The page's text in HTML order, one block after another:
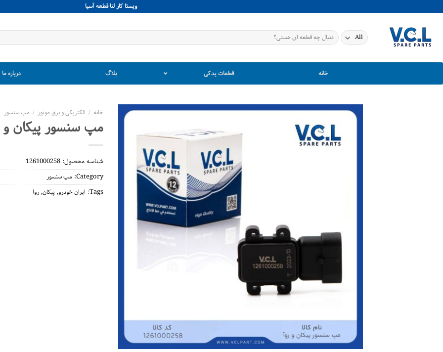
to
ويستا كار لنا قطعه آسيا
جستجو
برای:
خانه قطعات یدکی بلاگ درباره ما
خانه / الکتریکی و برق موتور / مپ سنسور
مپ سنسور پیکان و
شناسه محصول: 1261000258
Category: مپ سنسور
Tags: ایران خودرو, پیکان,روآ